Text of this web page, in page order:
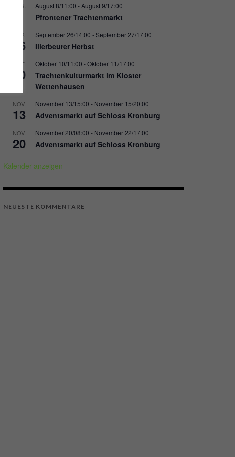
AUG. August 8/11:00 -August 9/17:00
Pfrontener Trachtenmarkt
SEP.
26
September 26/14:00 -September 27/17:00
Illerbeurer Herbst
OKT.
10
Oktober 10/11:00 -Oktober 11/17:00
Trachtenkulturmarkt im Kloster
Wettenhausen
NOV.
13
November 13/15:00 - November 15/20:00
Adventsmarkt auf Schloss Kronburg
NOV.
20
November 20/08:00 - November 22/17:00
Adventsmarkt auf Schloss Kronburg
Kalender anzeigen
NEUESTE KOMMENTARE